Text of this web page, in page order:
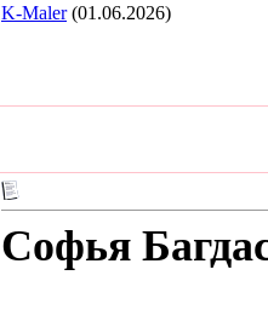
K-Maler(01.06.2026)
Софья